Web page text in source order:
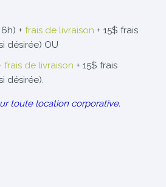
+ frais de livraison + 15$ frais
désirée) OU
frais de livraison + 15$ frais
désirée).
toute location corporative.